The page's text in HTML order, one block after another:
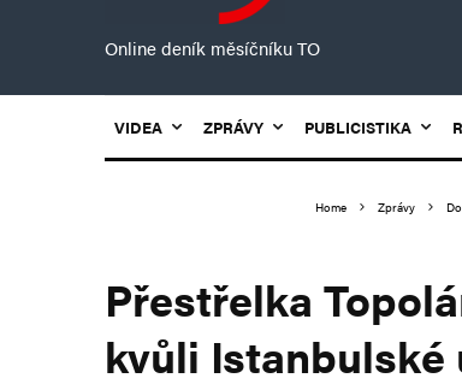
Online deník měsíčníku TO
VIDEA ZPRÁVY PUBLICISTIKA
Home Zprávy
Přestřelka
kvůli Istanbulské